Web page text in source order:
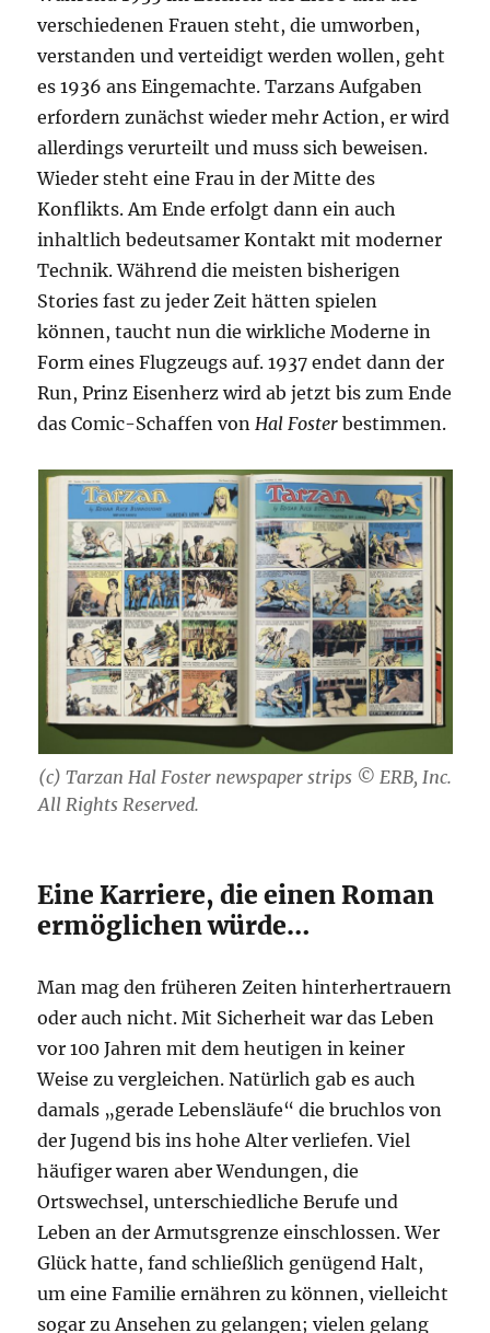
verschiedenen Frauen steht, die umworben,
verstanden und verteidigt werden wollen, geht
es 1936 ans Eingemachte. Tarzans Aufgaben
erfordern zunächst wieder mehr Action, er wird
allerdings verurteilt und muss sich beweisen.
Wieder steht eine Frau in der Mitte des
Konflikts. Am Ende erfolgt dann ein auch
inhaltlich bedeutsamer Kontakt mit moderner
Technik. Während die meisten bisherigen
Stories fast zu jeder Zeit hätten spielen
können, taucht nun die wirkliche Moderne in
Form eines Flugzeugs auf. 1937 endet dann der
Run, Prinz Eisenherz wird ab jetzt bis zum Ende
das Comic-Schaffen vonHal Foster bestimmen.
(c) Tarzan Hal Foster newspaper strips © ERB, Inc.
All Rights Reserved.
Eine Karriere, die einen Roman
ermöglichen würde…
Man mag den früheren Zeiten hinterhertrauern
oder auch nicht. Mit Sicherheit war das Leben
vor 100 Jahren mit dem heutigen in keiner
Weise zu vergleichen. Natürlich gab es auch
damals „gerade Lebensläufe“ die bruchlos von
der Jugend bis ins hohe Alter verliefen. Viel
häufiger waren aber Wendungen, die
Ortswechsel, unterschiedliche Berufe und
Leben an der Armutsgrenze einschlossen. Wer
Glück hatte, fand schließlich genügend Halt,
um eine Familie ernähren zu können, vielleicht
sogar zu Ansehen zu gelangen; vielen gelang